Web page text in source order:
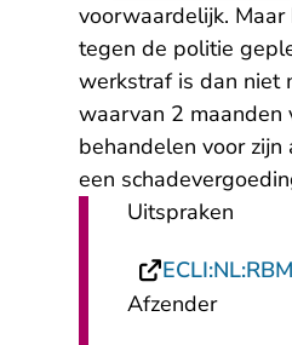
voorwaardelijk.
tegen de politie
werkstraf is dan niet
waarvan 2 maanden
behandelen voor
een
Uitspraken
Afzender